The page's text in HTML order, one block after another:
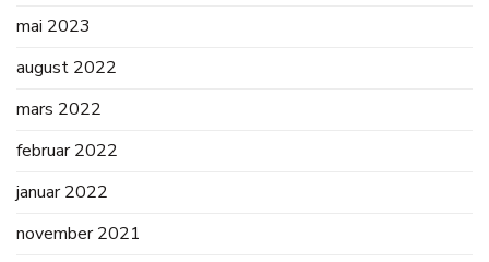
mai 2023
august 2022
mars 2022
februar 2022
januar 2022
november 2021